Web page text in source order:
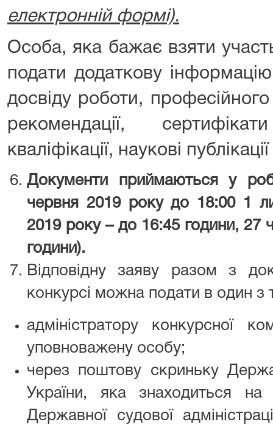
електронній формі).
Особа, яка бажає взяти
подати додаткову
досвіду роботи,
рекомендації,
кваліфікації, наукові
Документи приймаються у
червня 2019 року до 18:00 1
2019 року – до 16:45 години, 27
години).
Відповідну заяву разом з
конкурсі можна подати в один з
адміністратору конкурсної
уповноважену особу;
через поштову скриньку
України, яка знаходиться на
Державної судової